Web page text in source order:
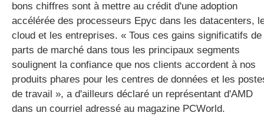
bons chiffres sont à mettre au crédit d'une adoption
accélérée des processeurs Epyc dans les datacenters,
cloud et les entreprises. « Tous ces gains significatifs de
parts de marché dans tous les principaux segments
soulignent la confiance que nos clients accordent à nos
produits phares pour les centres de données et les
de travail », a d'ailleurs déclaré un représentant d'AMD
dans un courriel adressé au magazine PCWorld.